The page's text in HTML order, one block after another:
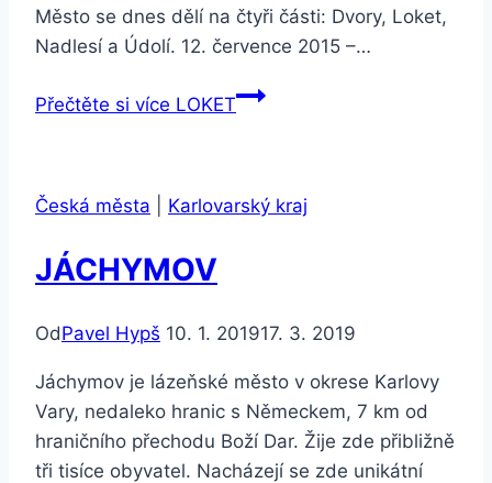
Město se dnes dělí na čtyři části: Dvory, Loket,
Nadlesí a Údolí. 12. července 2015 –…
Přečtěte si více LOKET
Česká města Karlovarský kraj
JÁCHYMOV
OdPavel Hypš 10. 1. 201917. 3. 2019
Jáchymov je lázeňské město v okrese Karlovy
Vary, nedaleko hranic s Německem, 7 km od
hraničního přechodu Boží Dar. Žije zde přibližně
tři tisíce obyvatel. Nacházejí se zde unikátní